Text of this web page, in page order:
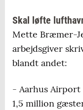
Skal løfte
Mette Bræmer-
arbejdsgiver
blandt andet:
- Aarhus Airport
1,5 million